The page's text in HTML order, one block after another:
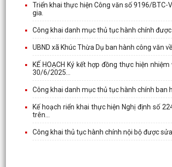
Triển khai thực hiện Công văn số 9196/
gia.
Công khai danh mục thủ tục hành chính
UBND xã Khúc Thừa Dụ ban hành công văn
KẾ HOẠCH Ký kết hợp đồng thực hiện
30/6/2025...
Công khai danh mục thủ tục hành chính ban
Kế hoạch riển khai thực hiện Nghị định số
trên...
Công khai thủ tục hành chính nội bộ được